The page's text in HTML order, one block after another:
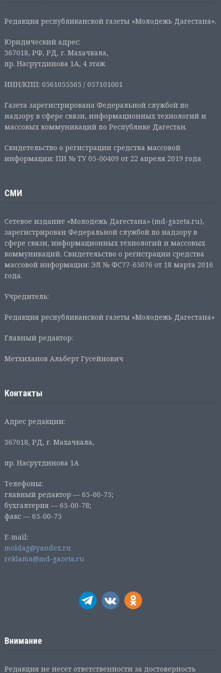
Редакция республиканской газеты «Молодежь Дагестана».
Юридический адрес:
367018, РФ, РД, г. Махачкала,
пр. Насрутдинова 1А, 4 этаж
ИНН/КПП: 0561055365 / 057101001
Газета зарегистрирована Федеральной службой по
надзору в сфере связи, информационных технологий и
массовых коммуникаций по Республике Дагестан.
Свидетельство о регистрации средства массовой
информации: ПИ № ТУ 05-00409 от 22 апреля 2019 года
СМИ
Сетевое издание «Молодежь Дагестана» (md-gazeta.ru),
зарегистрирован Федеральной службой по надзору в
сфере связи, информационных технологий и массовых
коммуникаций. Свидетельство о регистрации средства
массовой информации: ЭЛ № ФС77-65076 от 18 марта 2016
года.
Учредитель:
Редакция республиканской газеты «Молодежь Дагестана»
Главный редактор:
Метхиханов Альберт Гусейнович
Контакты
Адрес редакции:
367018, РД, г. Махачкала,
пр. Насрутдинова 1А
Телефоны:
главный редактор — 65-00-75;
бухгалтерия — 65-00-78;
факс — 65-00-75
E-mail:
moldag@yandex.ru
reklama@md-gazeta.ru
Внимание
Редакция не несет ответственности за достоверность